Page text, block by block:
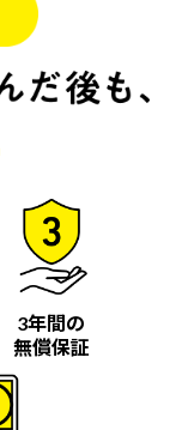
3年間の
無償保証